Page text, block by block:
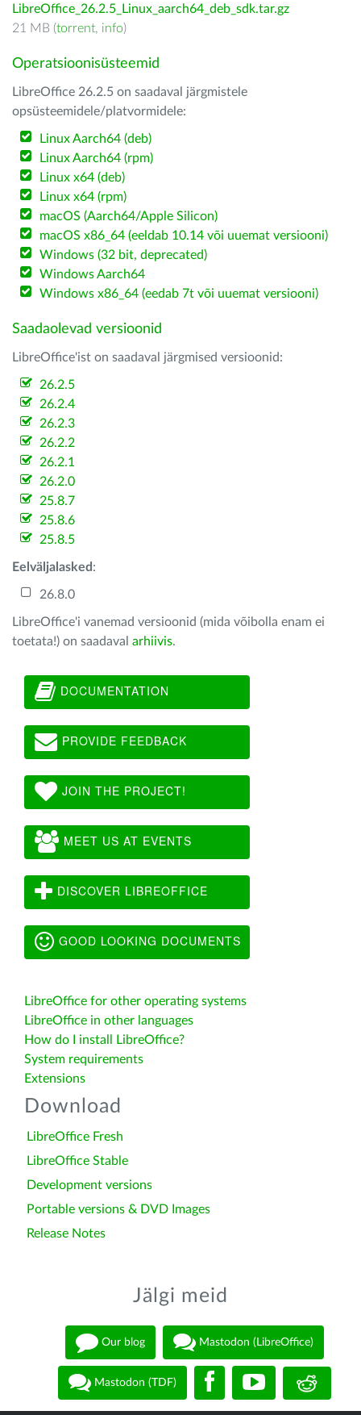
LibreOffice_26.2.5_Linux_aarch64_deb_sdk.tar.gz
21 MB (torrent, info)
Operatsioonisüsteemid
LibreOffice 26.2.5 on saadaval järgmistele
opsüsteemidele/platvormidele:
Linux Aarch64 (deb)
Linux Aarch64 (rpm)
Linux x64 (deb)
Linux x64 (rpm)
macOS (Aarch64/Apple Silicon)
macOS x86_64 (eeldab 10.14 või uuemat versiooni)
Windows (32 bit, deprecated)
Windows Aarch64
Windows x86_64 (eedab 7t või uuemat versiooni)
Saadaolevad versioonid
LibreOffice'ist on saadaval järgmised versioonid:
26.2.5
26.2.4
26.2.3
26.2.2
26.2.1
26.2.0
25.8.7
25.8.6
25.8.5
Eelväljalasked :
26.8.0
LibreOffice'i vanemad versioonid (mida võibolla enam ei
toetata!) on saadaval arhiivis.
DOCUMENTATION
PROVIDE FEEDBACK
JOIN THE PROJECT!
MEET US AT EVENTS
DISCOVER LIBREOFFICE
GOOD LOOKING DOCUMENTS
LibreOffice for other operating systems
LibreOffice in other languages
How do I install LibreOffice?
System requirements
Extensions
Download
LibreOffice Fresh
LibreOffice Stable
Development versions
Portable versions & DVD Images
Release Notes
Jälgi meid
Our blog Mastodon (LibreOffice)
Mastodon (TDF)